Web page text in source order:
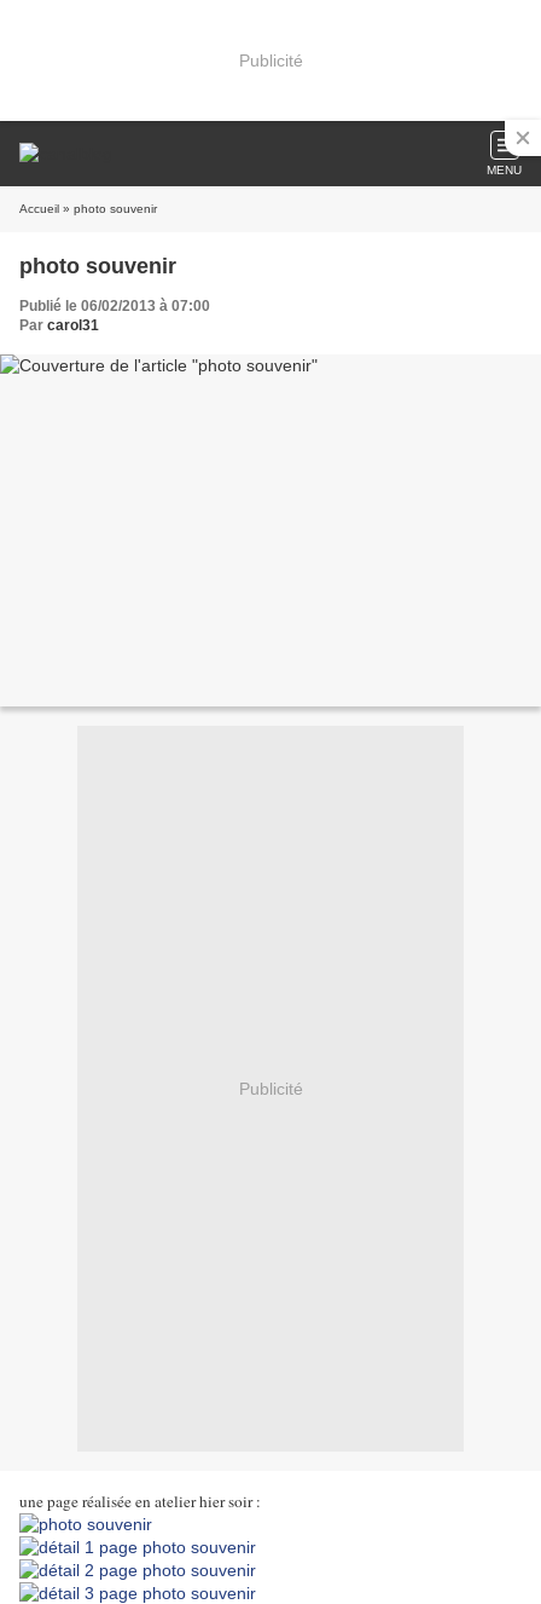
Publicité
MENU
Accueil » photo souvenir
photo souvenir
Publié le 06/02/2013 à 07:00
Par carol31
Publicité
une page réalisée en atelier hier soir :